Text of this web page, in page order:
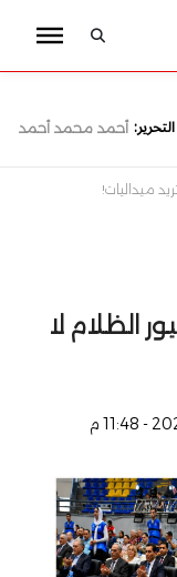
أحمد محمد أحمد
ميداليات!
الظلام لا